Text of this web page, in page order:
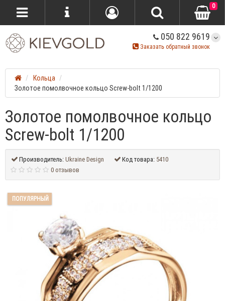
050 822 9619
Заказать обратный звонок
0
Кольца
Золотое помолвочное кольцо Screw-bolt 1/1200
Золотое помолвочное кольцо
Screw-bolt 1/1200
Производитель:Ukraine Design Код товара: 5410
0 отзывов
ПОПУЛЯРНЫЙ